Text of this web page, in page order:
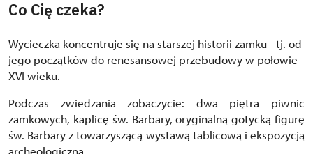
Co Cię czeka?
Wycieczka koncentruje się na starszej historii zamku - tj. od
jego początków do renesansowej przebudowy w połowie
XVI wieku.
Podczas zwiedzania zobaczycie: dwa piętra piwnic
zamkowych, kaplicę św. Barbary, oryginalną gotycką figurę
św. Barbary ​​z towarzyszącą wystawą tablicową i ekspozycją
archeologiczną.